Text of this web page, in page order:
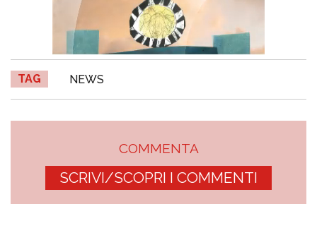
TAG NEWS
COMMENTA
SCRIVI/SCOPRI I COMMENTI